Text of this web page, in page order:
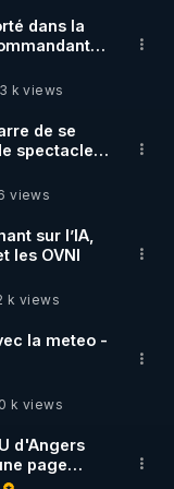
ODYSEE
sur la
dans la
1997
k views
de se
spectacle.
de devenir
views
sur l’IA,
les OVNI
k views
la meteo -
k views
d'Angers
page